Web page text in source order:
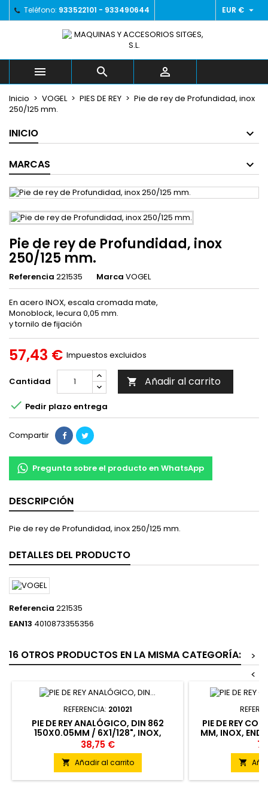
Teléfono: 933522101 - 933490644 EUR € 
  
Inicio VOGEL PIES DE REY
Pie de rey de Profundidad, inox
250/125 mm.
INICIO
MARCAS
Pie de rey de Profundidad, inox
250/125 mm.
Referencia 221535 Marca VOGEL
En acero INOX, escala cromada mate,
Monoblock, lecura 0,05 mm.
y tornilo de fijación
57,43 € Impuestos excluidos
Cantidad  Añadir al carrito
 Pedir plazo entrega
Compartir
Pregunta sobre el producto en WhatsApp
DESCRIPCIÓN
Pie de rey de Profundidad, inox 250/125 mm.
DETALLES DEL PRODUCTO
Referencia 221535
EAN13 4010873355356
16 OTROS PRODUCTOS EN LA MISMA CATEGORÍA:
>
<
REFERENCIA: 201021
PIE DE REY ANALÓGICO, DIN 862
150X0.05MM / 6X1/128", INOX,
VARILLA PLANA, CON GATILLO
38,75 €
 Añadir al carrito
PIE DE REY
MM, INOX,
PRUEBA DE

Añadir a la lista de deseos ×
add_circle_outline
((title)) ×
((label))
Iniciar sesión ×
((cancelText)) ((loginText))